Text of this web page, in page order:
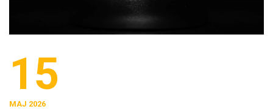
15
MAJ 2026